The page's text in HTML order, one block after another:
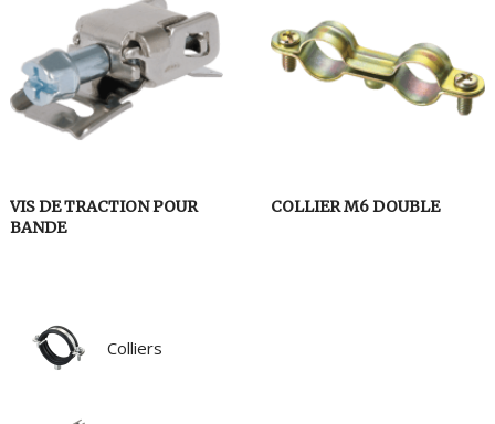
VIS DE TRACTION POUR
BANDE
COLLIER M6 DOUBLE
Colliers